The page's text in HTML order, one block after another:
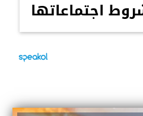
اجتماعاتها